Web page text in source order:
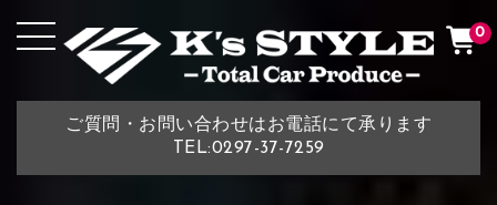
ご質問・お問い合わせはお電話にて承ります
TEL:0297-37-7259
0